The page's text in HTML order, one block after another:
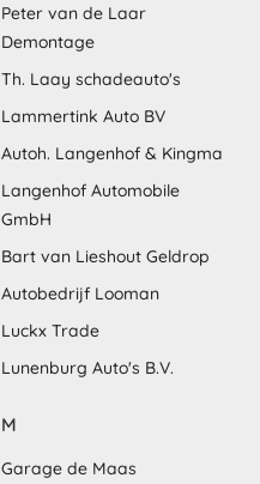
Peter van de Laar
Demontage
Th. Laay schadeauto's
Lammertink Auto BV
Autoh. Langenhof & Kingma
Langenhof Automobile
GmbH
Bart van Lieshout Geldrop
Autobedrijf Looman
Luckx Trade
Lunenburg Auto's B.V.
M
Garage de Maas